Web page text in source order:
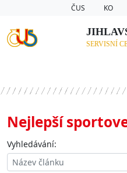
ČUS KO
SERVISNÍ
Nejlepší
Vyhledávání: